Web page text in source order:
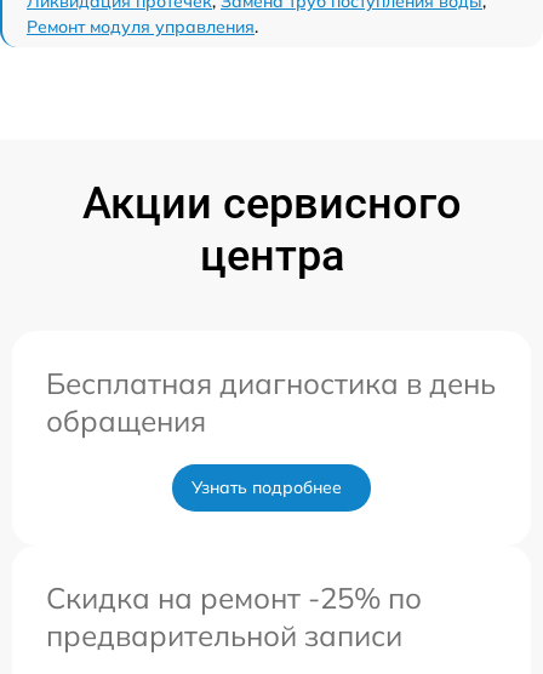
Ремонт модуля управления.
Акции сервисного
центра
Бесплатная диагностика в день
обращения
Узнать подробнее
Скидка на ремонт -25% по
предварительной записи